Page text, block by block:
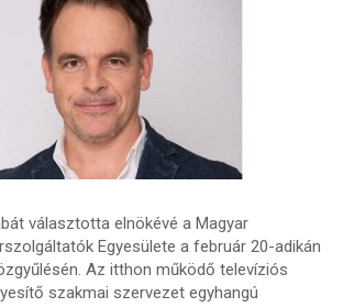
választotta elnökévé a Magyar
Egyesülete a február 20-adikán
Az itthon működő televíziós
szakmai szervezet egyhangú